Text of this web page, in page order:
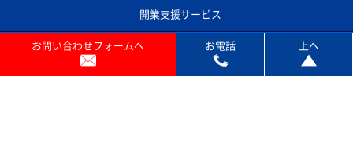
開業支援サービス
コピー機あれこれ
お問い合わせフォームへ お電話 上へ